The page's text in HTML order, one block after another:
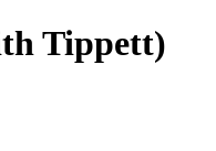
Tippett)